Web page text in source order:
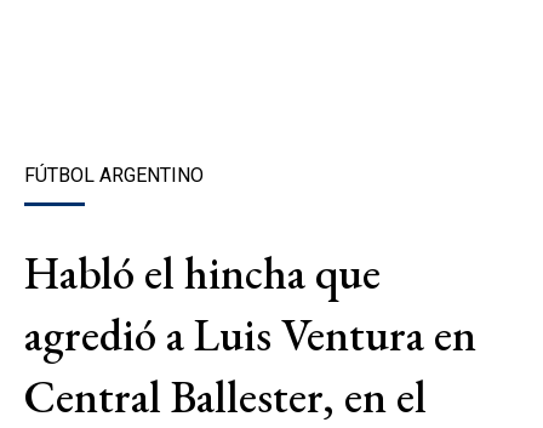
FÚTBOL ARGENTINO
Habló el hincha que
agredió a Luis Ventura en
Central Ballester, en el